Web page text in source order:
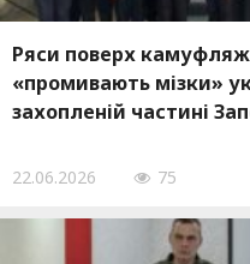
Ряси поверх
«промивають мізки»
захопленій частині
22.06.2026 75